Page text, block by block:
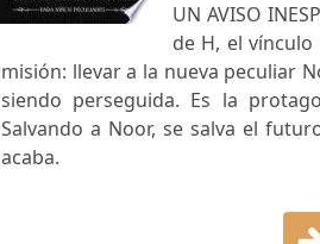
UN AVISO
de H, el
misión: llevar a la nueva peculiar
siendo perseguida. Es la
Salvando a Noor, se salva el
acaba.